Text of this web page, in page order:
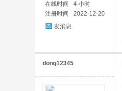
在线时间
4 小时
注册时间
2022-12-20
发消息
dong12345